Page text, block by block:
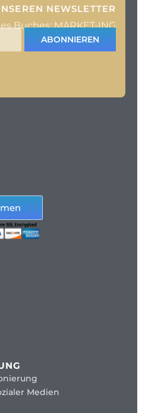
NEWSLETTER
Buches: MARKET-ING
ABONNIEREN
Medien